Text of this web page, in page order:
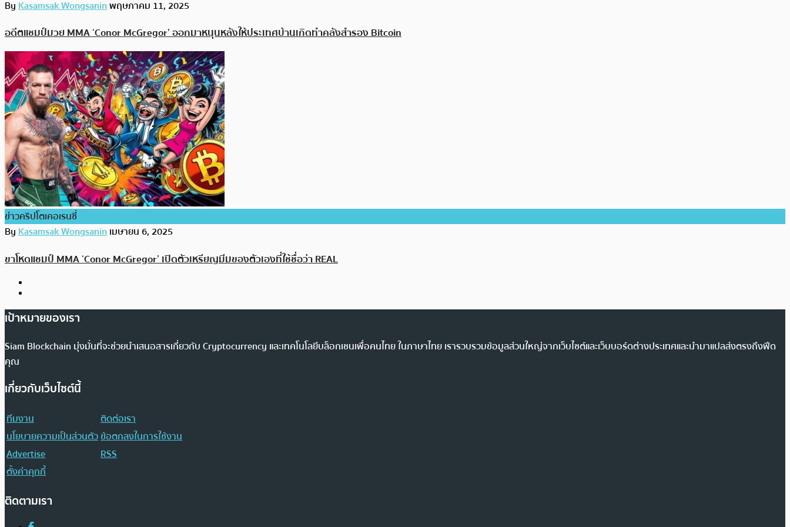
ByKasamsak Wongsaninพฤษภาคม 11, 2025
อดีตแชมป์มวย MMA ‘Conor McGregor’ ออกมาหนุนหลังให้ประเทศบ้านเกิดทำคลังสำรอง Bitcoin
ข่าวคริปโตเคอเรนซี่
ByKasamsak Wongsaninเมษายน 6, 2025
ขาโหดแชมป์ MMA ‘Conor McGregor’ เปิดตัวเหรียญมีมของตัวเองที่ใช้ชื่อว่า REAL
เป้าหมายของเรา
Siam Blockchain มุ่งมั่นที่จะช่วยนำเสนอสารเกี่ยวกับ Cryptocurrency และเทคโนโลยีบล็อกเชนเพื่อคนไทย ในภาษาไทย เรารวบรวมข้อมูลส่วนใหญ่จากเว็บไซต์และเว็บบอร์ดต่างประเทศและนำมาแปลส่งตรงถึงฟีด
คุณ
เกี่ยวกับเว็บไซต์นี้
ทีมงาน
ติดต่อเรา
นโยบายความเป็นส่วนตัวข้อตกลงในการใช้งาน
Advertise
RSS
ตั้งค่าคุกกี้
ติดตามเรา